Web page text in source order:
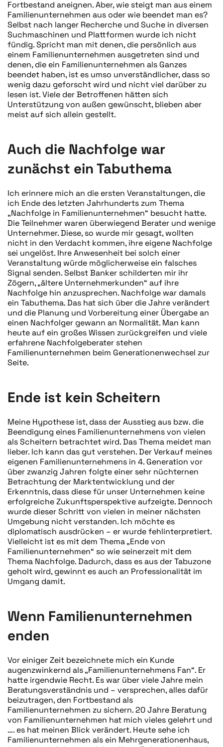
Fortbestand aneignen. Aber, wie steigt man aus einem
Familienunternehmen aus oder wie beendet man es?
Selbst nach langer Recherche und Suche in diversen
Suchmaschinen und Plattformen wurde ich nicht
fündig. Spricht man mit denen, die persönlich aus
einem Familienunternehmen ausgetreten sind und
denen, die ein Familienunternehmen als Ganzes
beendet haben, ist es umso unverständlicher, dass so
wenig dazu geforscht wird und nicht viel darüber zu
lesen ist. Viele der Betroffenen hätten sich
Unterstützung von außen gewünscht, blieben aber
meist auf sich allein gestellt.
Auch die Nachfolge war
zunächst ein Tabuthema
Ich erinnere mich an die ersten Veranstaltungen, die
ich Ende des letzten Jahrhunderts zum Thema
„Nachfolge in Familienunternehmen“ besucht hatte.
Die Teilnehmer waren überwiegend Berater und wenige
Unternehmer. Diese, so wurde mir gesagt, wollten
nicht in den Verdacht kommen, ihre eigene Nachfolge
sei ungelöst. Ihre Anwesenheit bei solch einer
Veranstaltung würde möglicherweise ein falsches
Signal senden. Selbst Banker schilderten mir ihr
Zögern, „ältere Unternehmerkunden“ auf ihre
Nachfolge hin anzusprechen. Nachfolge war damals
ein Tabuthema. Das hat sich über die Jahre verändert
und die Planung und Vorbereitung einer Übergabe an
einen Nachfolger gewann an Normalität. Man kann
heute auf ein großes Wissen zurückgreifen und viele
erfahrene Nachfolgeberater stehen
Familienunternehmen beim Generationenwechsel zur
Seite.
Ende ist kein Scheitern
Meine Hypothese ist, dass der Ausstieg aus bzw. die
Beendigung eines Familienunternehmens von vielen
als Scheitern betrachtet wird. Das Thema meidet man
lieber. Ich kann das gut verstehen. Der Verkauf meines
eigenen Familienunternehmens in 4. Generation vor
über zwanzig Jahren folgte einer sehr nüchternen
Betrachtung der Marktentwicklung und der
Erkenntnis, dass diese für unser Unternehmen keine
erfolgreiche Zukunftsperspektive aufzeigte. Dennoch
wurde dieser Schritt von vielen in meiner nächsten
Umgebung nicht verstanden. Ich möchte es
diplomatisch ausdrücken – er wurde fehlinterpretiert.
Vielleicht ist es mit dem Thema „Ende von
Familienunternehmen“ so wie seinerzeit mit dem
Thema Nachfolge. Dadurch, dass es aus der Tabuzone
geholt wird, gewinnt es auch an Professionalität im
Umgang damit.
Wenn Familienunternehmen
enden
Vor einiger Zeit bezeichnete mich ein Kunde
augenzwinkernd als „Familienunternehmens Fan“. Er
hatte irgendwie Recht. Es war über viele Jahre mein
Beratungsverständnis und – versprechen, alles dafür
beizutragen, den Fortbestand als
Familienunternehmen zu sichern. 20 Jahre Beratung
von Familienunternehmen hat mich vieles gelehrt und
…. es hat meinen Blick verändert. Heute sehe ich
Familienunternehmen als ein Mehrgenerationenhaus,